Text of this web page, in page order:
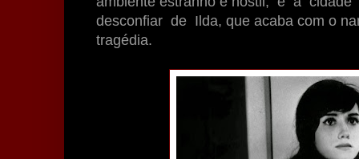
desconfiar de Ilda, que acaba com o
tragédia.